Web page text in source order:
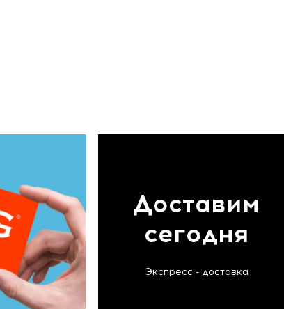
Доставим
сегодня
Экспресс - доставка